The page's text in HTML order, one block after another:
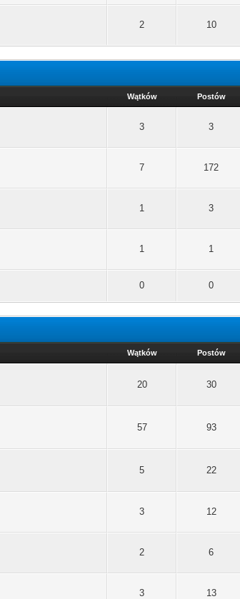
2 10
Wątków Postów
3 3
7 172
1 3
1 1
0 0
Wątków Postów
20 30
57 93
5 22
3 12
2 6
3 13